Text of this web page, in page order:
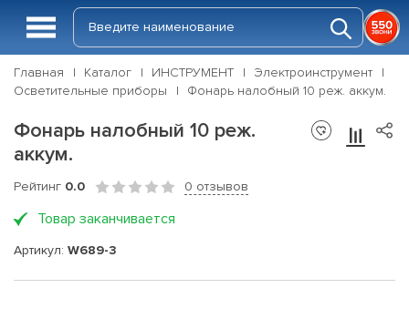
Главная Каталог ИНСТРУМЕНТ
Электроинструмент
Осветительные приборы
Фонарь налобный 10 реж. аккум.
Фонарь налобный 10 реж.
аккум.
Рейтинг 0.0 0 отзывов
Товар заканчивается
Артикул: W689-3